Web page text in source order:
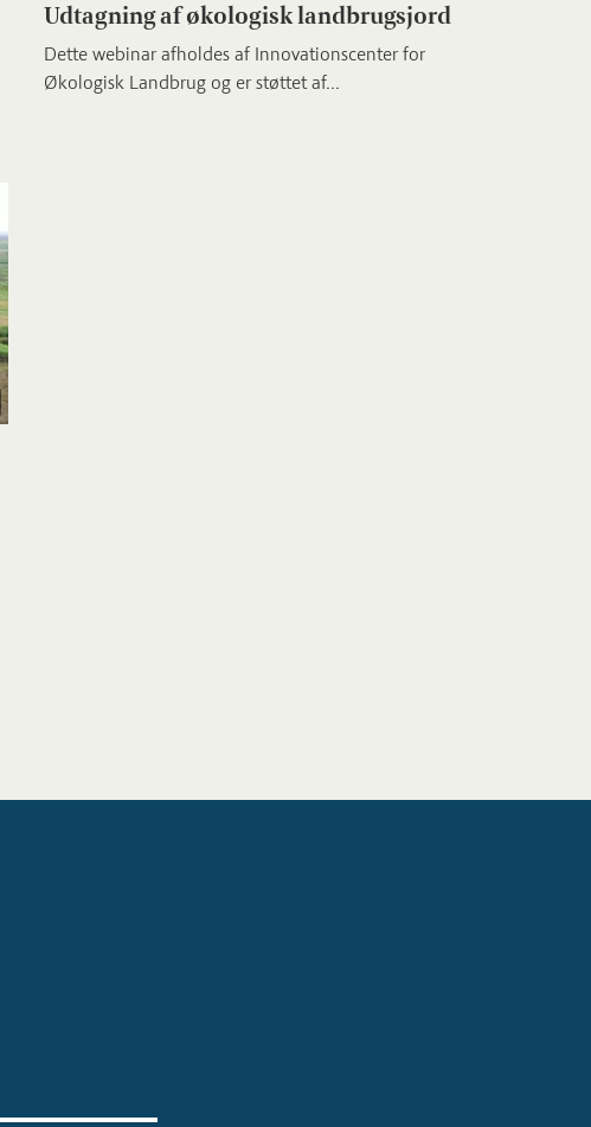
Udtagning af økologisk landbrugsjord
Dette webinar afholdes af Innovationscenter for
Økologisk Landbrug og er støttet af...